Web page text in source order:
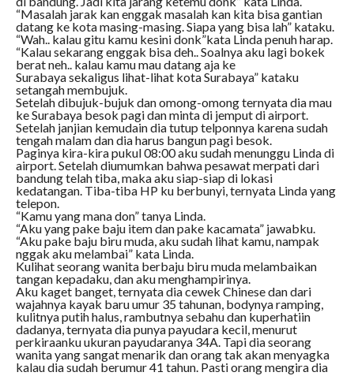
“Masalah jarak kan enggak masalah kan kita bisa gantian
datang ke kota masing-masing. Siapa yang bisa lah” kataku.
“Wah.. kalau gitu kamu kesini donk”kata Linda penuh harap.
“Kalau sekarang enggak bisa deh.. Soalnya aku lagi bokek
berat neh.. kalau kamu mau datang aja ke
Surabaya sekaligus lihat-lihat kota Surabaya” kataku
setangah membujuk.
Setelah dibujuk-bujuk dan omong-omong ternyata dia mau
ke Surabaya besok pagi dan minta di jemput di airport.
Setelah janjian kemudain dia tutup telponnya karena sudah
tengah malam dan dia harus bangun pagi besok.
Paginya kira-kira pukul 08:00 aku sudah menunggu Linda di
airport. Setelah diumumkan bahwa pesawat merpati dari
bandung telah tiba, maka aku siap-siap di lokasi
kedatangan. Tiba-tiba HP ku berbunyi, ternyata Linda yang
telepon.
“Kamu yang mana don” tanya Linda.
“Aku yang pake baju item dan pake kacamata” jawabku.
“Aku pake baju biru muda, aku sudah lihat kamu, nampak
nggak aku melambai” kata Linda.
Kulihat seorang wanita berbaju biru muda melambaikan
tangan kepadaku, dan aku menghampirinya.
Aku kaget banget, ternyata dia cewek Chinese dan dari
wajahnya kayak baru umur 35 tahunan, bodynya ramping,
kulitnya putih halus, rambutnya sebahu dan kuperhatiin
dadanya, ternyata dia punya payudara kecil, menurut
perkiraanku ukuran payudaranya 34A. Tapi dia seorang
wanita yang sangat menarik dan orang tak akan menyagka
kalau dia sudah berumur 41 tahun. Pasti orang mengira dia